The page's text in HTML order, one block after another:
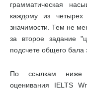
грамматическая
каждому из
значимости. Тем не
за второе задание
подсчете общего бала
По ссылкам ниже
оценивания IELTS